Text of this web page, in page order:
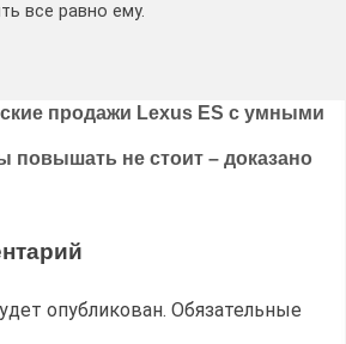
все равно ему.
продажи Lexus ES с умными
повышать не стоит – доказано
опубликован. Обязательные